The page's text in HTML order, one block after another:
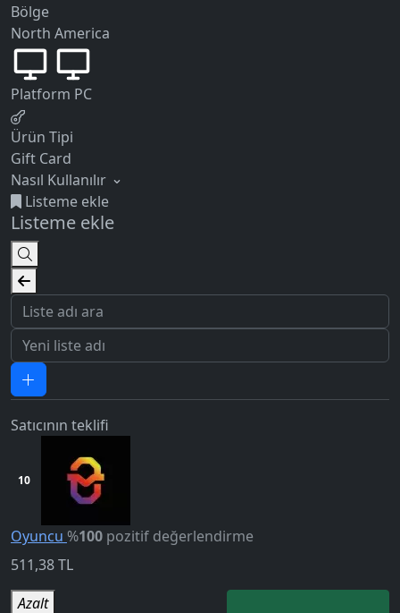
Bölge
North America
Platform PC
Ürün Tipi
Gift Card
Nasıl Kullanılır
Listeme ekle
Listeme ekle
Satıcının teklifi
10
Oyuncu %100 pozitif değerlendirme
511,38TL
Azalt